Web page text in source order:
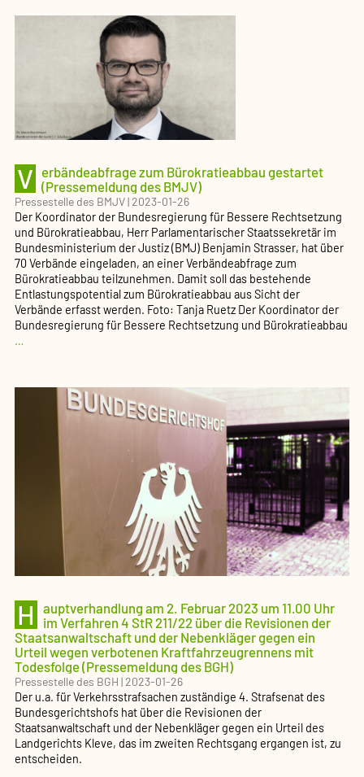
V erbändeabfrage zum Bürokratieabbau gestartet
(Pressemeldung des BMJV)
Pressestelle des BMJV|2023-01-26
Der Koordinator der Bundesregierung für Bessere Rechtsetzung
und Bürokratieabbau, Herr Parlamentarischer Staatssekretär im
Bundesministerium der Justiz (BMJ) Benjamin Strasser, hat über
70 Verbände eingeladen, an einer Verbändeabfrage zum
Bürokratieabbau teilzunehmen. Damit soll das bestehende
Entlastungspotential zum Bürokratieabbau aus Sicht der
Verbände erfasst werden. Foto: Tanja Ruetz Der Koordinator der
Bundesregierung für Bessere Rechtsetzung und Bürokratieabbau
…
gestartet
(Pressemeldung
H
auptverhandlung am 2. Februar 2023 um 11.00 Uhr
im Verfahren 4 StR 211/22 über die Revisionen der
Staatsanwaltschaft und der Nebenkläger gegen ein
Urteil wegen verbotenen Kraftfahrzeugrennens mit
Todesfolge (Pressemeldung des BGH)
Pressestelle des BGH |2023-01-26
Der u.a. für Verkehrsstrafsachen zuständige 4. Strafsenat des
Bundesgerichtshofs hat über die Revisionen der
Staatsanwaltschaft und der Nebenkläger gegen ein Urteil des
Landgerichts Kleve, das im zweiten Rechtsgang ergangen ist, zu
entscheiden.